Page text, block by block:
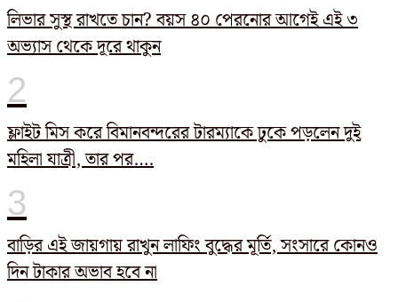
লিভার সুস্থ রাখতে চান? বয়স ৪০ পেরনোর আগেই এই ৩
অভ্যাস থেকে দূরে থাকুন
ফ্লাইট মিস করে বিমানবন্দরের টারম্যাকে ঢুকে পড়লেন দুই
মহিলা যাত্রী, তার পর….
বাড়ির এই জায়গায় রাখুন লাফিং বুদ্ধের মূর্তি, সংসারে কোনও
দিন টাকার অভাব হবে না